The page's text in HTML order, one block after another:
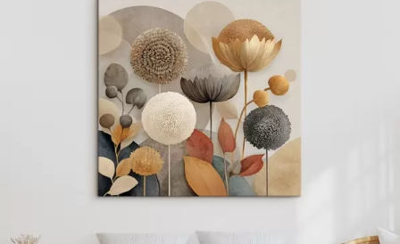
Екологічний матеріал